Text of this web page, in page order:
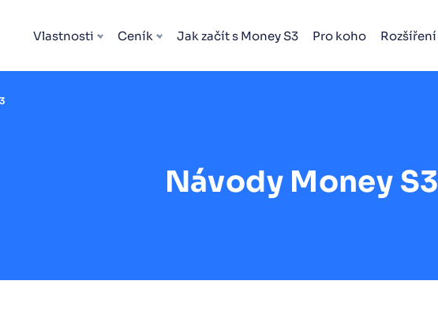
Vlastnosti Ceník Jak začít s Money S3 Pro koho Rozšíření
Návody Money S3